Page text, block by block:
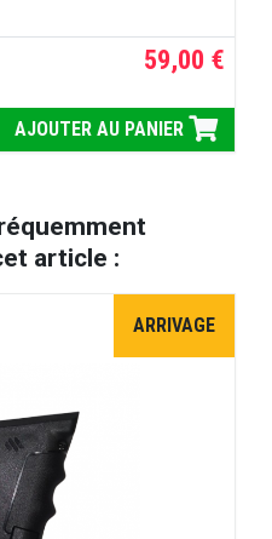
59,00 €
AJOUTER AU PANIER
article :
ARRIVAGE